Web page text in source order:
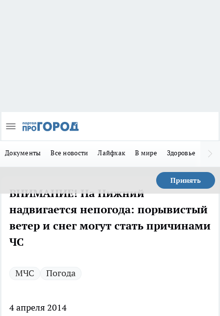
Документы Все новости Лайфхак В мире Здоровье
Принять
ВНИМАНИЕ! На Нижний
надвигается непогода: порывистый
ветер и снег могут стать причинами
ЧС
МЧС Погода
4 апреля 2014